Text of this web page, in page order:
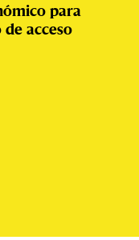
para
acceso